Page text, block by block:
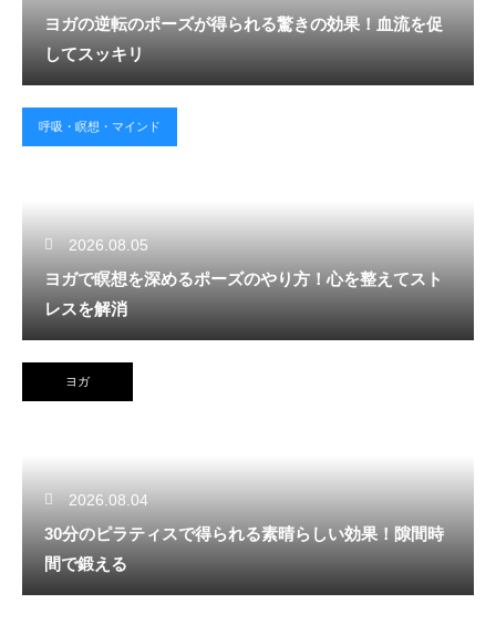
ヨガの逆転のポーズが得られる驚きの効果！血流を促
してスッキリ
呼吸・瞑想・マインド
2026.08.05
ヨガで瞑想を深めるポーズのやり方！心を整えてスト
レスを解消
ヨガ
2026.08.04
30分のピラティスで得られる素晴らしい効果！隙間時
間で鍛える